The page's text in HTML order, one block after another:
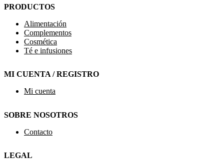
PRODUCTOS
Alimentación
Complementos
Cosmética
Té e infusiones
MI CUENTA / REGISTRO
Mi cuenta
SOBRE NOSOTROS
Contacto
LEGAL